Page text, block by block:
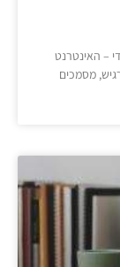
– האינטרנט
מסמכים